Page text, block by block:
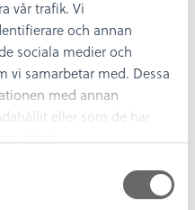
vår trafik. Vi
och annan
sociala medier och
vi samarbetar med. Dessa
med annan
eller som de har
tjänster.